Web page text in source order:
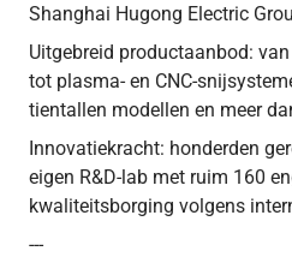
Shanghai Hugong Electric
Uitgebreid productaanbod:
tot plasma- en CNC-
tientallen modellen en meer
Innovatiekracht: honderden
eigen R&D-lab met ruim 160
kwaliteitsborging volgens
---